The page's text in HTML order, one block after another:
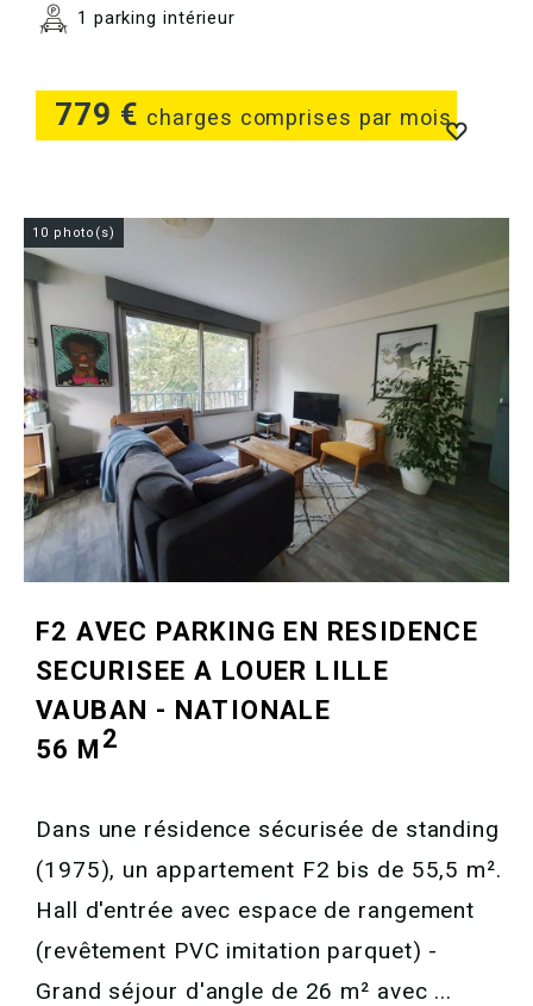
779 € charges comprises par mois
1 parking intérieur
10 photo(s)
F2 AVEC PARKING EN RESIDENCE
SECURISEE A LOUER LILLE
VAUBAN - NATIONALE
56 M2
Dans une résidence sécurisée de standing
(1975), un appartement F2 bis de 55,5 m².
Hall d'entrée avec espace de rangement
(revêtement PVC imitation parquet) -
Grand séjour d'angle de 26 m² avec ...